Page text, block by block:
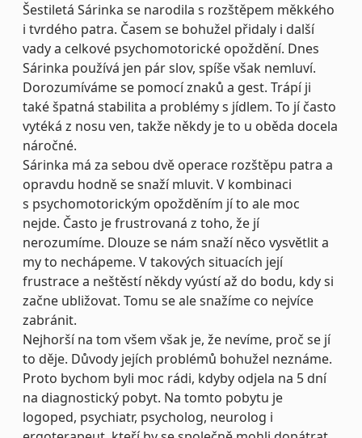
Šestiletá Sárinka se narodila s rozštěpem měkkého
i tvrdého patra. Časem se bohužel přidaly i další
vady a celkové psychomotorické opoždění. Dnes
Sárinka používá jen pár slov, spíše však nemluví.
Dorozumíváme se pomocí znaků a gest. Trápí ji
také špatná stabilita a problémy s jídlem. To jí často
vytéká z nosu ven, takže někdy je to u oběda docela
náročné.
Sárinka má za sebou dvě operace rozštěpu patra a
opravdu hodně se snaží mluvit. V kombinaci
s psychomotorickým opožděním jí to ale moc
nejde. Často je frustrovaná z toho, že jí
nerozumíme. Dlouze se nám snaží něco vysvětlit a
my to nechápeme. V takových situacích její
frustrace a neštěstí někdy vyústí až do bodu, kdy si
začne ubližovat. Tomu se ale snažíme co nejvíce
zabránit.
Nejhorší na tom všem však je, že nevíme, proč se jí
to děje. Důvody jejích problémů bohužel neznáme.
Proto bychom byli moc rádi, kdyby odjela na 5 dní
na diagnostický pobyt. Na tomto pobytu je
logoped, psychiatr, psycholog, neurolog i